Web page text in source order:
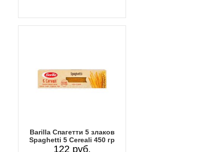
Barilla Спагетти 5 злаков
Spaghetti 5 Cereali 450 гр
122 руб.